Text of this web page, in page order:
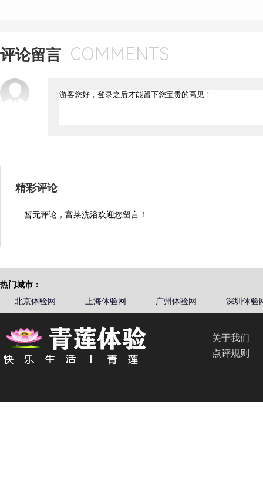
评论留言 COMMENTS
精彩评论
暂无评论，富莱洗浴欢迎您留言！
热门城市：
北京体验网
上海体验网 广州体验网 深圳体验
关于我们
点评规则